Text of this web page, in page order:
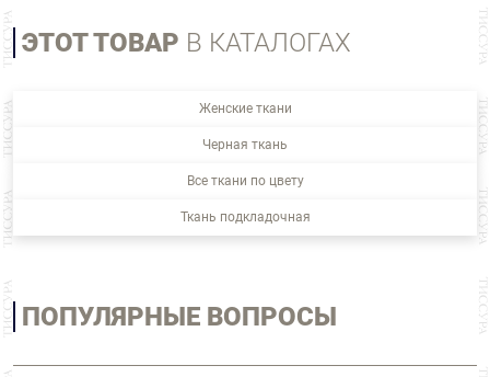
ЭТОТ ТОВАР В КАТАЛОГАХ
Женские ткани
Черная ткань
Все ткани по цвету
Ткань подкладочная
ПОПУЛЯРНЫЕ ВОПРОСЫ